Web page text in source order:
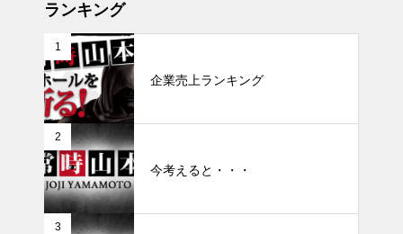
ランキング
1
企業売上ランキング
2
今考えると・・・
3